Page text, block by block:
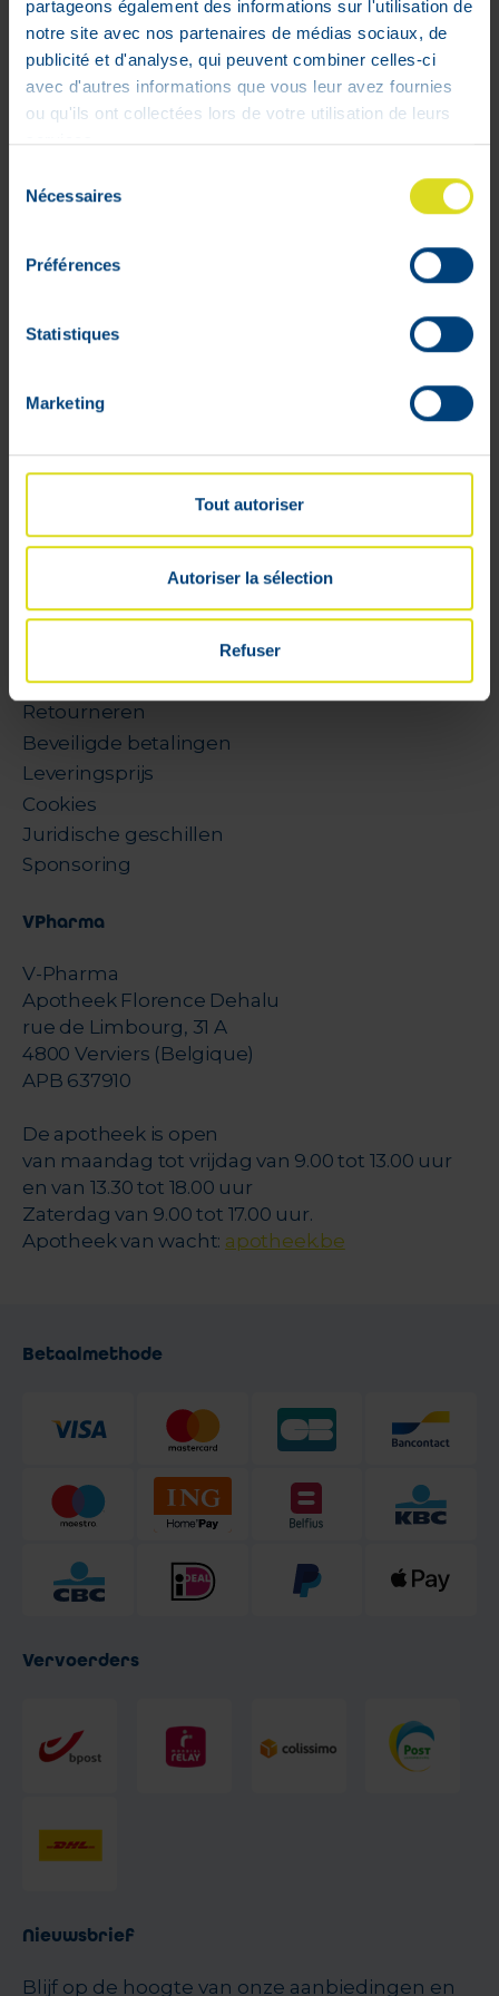
partageons également des informations sur l'utilisation de
notre site avec nos partenaires de médias sociaux, de
publicité et d'analyse, qui peuvent combiner celles-ci
avec d'autres informations que vous leur avez fournies
ou qu'ils ont collectées lors de votre utilisation de leurs
services.
Nécessaires
Préférences
Statistiques
Marketing
Tout autoriser
Autoriser la sélection
Refuser
perceptibles. La mauvaise haleine
disparaît et l'état des gencives s'améliore.
Ce sont les premiers signes d'une
amélioration de l'hygiène bucco-dentaire
de votre chien ou chat. Pendant le
traitement avec Orozyme Bucco Fresh
votre chien un bâtonnet à mâcher RF2
plaque dentaire ramollie.
Profiel
Opvolging van de bestellingen
Algemene voorwaarden
Retourneren
Beveiligde betalingen
Leveringsprijs
Cookies
Juridische geschillen
Sponsoring
VPharma
V-Pharma
Apotheek Florence Dehalu
rue de Limbourg, 31 A
4800 Verviers (Belgique)
APB 637910
De apotheek is open
van maandag tot vrijdag van 9.00 tot 13.00 uur
en van 13.30 tot 18.00 uur
Zaterdag van 9.00 tot 17.00 uur.
Apotheek van wacht: apotheek.be
Betaalmethode
Vervoerders
Nieuwsbrief
Blijf op de hoogte van onze aanbiedingen en